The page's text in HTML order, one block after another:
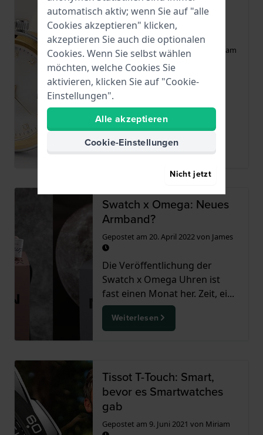
Luxuriöse Damenuhren
von Balmain
Gepostet am21. April 2022 Miriam
Elegant und schick wie die
Couture: So kann man die
Uhren von Balmain am
besten...
Weiterlesen
Swatch x Omega: Neues
Armband?
Gepostet am 20. April 2022von James
Die Veröffentlichung der
Swatch x Omega Uhren ist
fast einen Monat her. Zeit, ei...
Weiterlesen
Tissot T-Touch: Smart,
bevor es Smartwatches
gab
Gepostet am 9. Juni 2021 von Miriam
automatisch aktiv; wenn Sie auf "alle
Cookies akzeptieren" klicken,
akzeptieren Sie auch die optionalen
Cookies. Wenn Sie selbst wählen
möchten, welche Cookies Sie
aktivieren, klicken Sie auf "Cookie-
Einstellungen".
Alle akzeptieren
Cookie-Einstellungen
Nicht jetzt